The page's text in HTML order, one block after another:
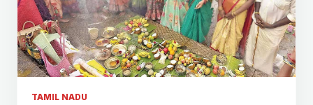
TAMIL NADU